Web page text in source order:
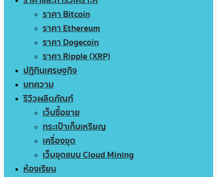
ราคา Bitcoin
ราคา Ethereum
ราคา Dogecoin
ราคา Ripple (XRP)
ปฏิทินเศรษฐกิจ
บทความ
รีวิวผลิตภัณฑ์
เว็บซื้อขาย
กระเป๋าเก็บเหรียญ
เครื่องขุด
เว็บขุดแบบ Cloud Mining
ห้องเรียน